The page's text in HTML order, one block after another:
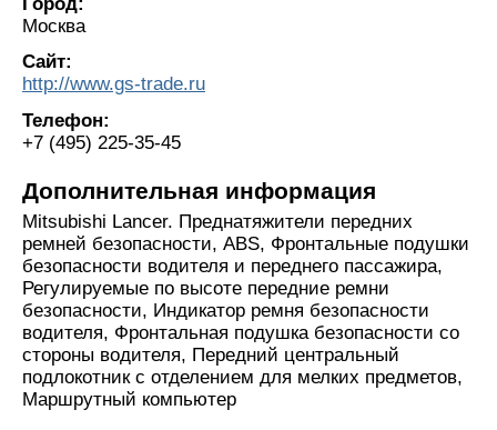
Москва
Сайт:
http://www.gs-trade.ru
Телефон:
+7 (495) 225-35-45
Дополнительная информация
Mitsubishi Lancer. Преднатяжители передних
ремней безопасности, ABS, Фронтальные подушки
безопасности водителя и переднего пассажира,
Регулируемые по высоте передние ремни
безопасности, Индикатор ремня безопасности
водителя, Фронтальная подушка безопасности со
стороны водителя, Передний центральный
подлокотник с отделением для мелких предметов,
Маршрутный компьютер